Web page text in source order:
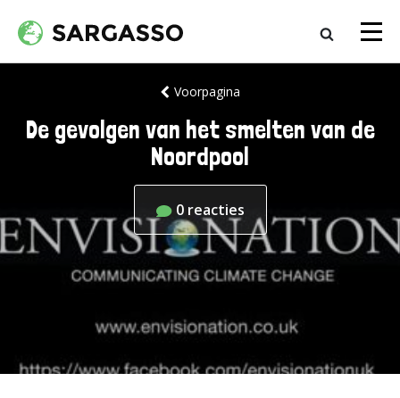
Voorpagina
De gevolgen van het smelten van de
Noordpool
0 reacties